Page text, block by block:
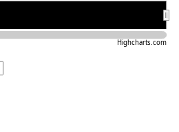
Highcharts.com